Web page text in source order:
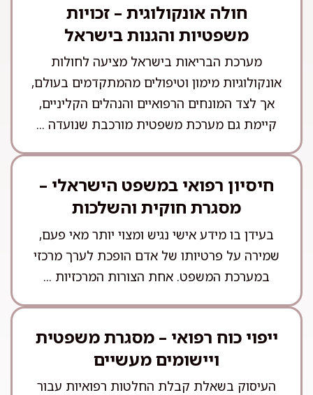
חולה אונקולוגית – זכויות
משפטיות והגנות בישראל
מערכת הבריאות בישראל מציעה לחולות
אונקולוגיות מימון וטיפולים מהמתקדמים בעולם,
אך לצד המונחים הרפואיים והנהלים הקליניים,
קיימת גם מערכת משפטית מורכבת שנועדה ...
חיסיון רפואי במשפט הישראלי –
מסגרת חוקית והשלכות
בעידן בו מידע אישי נגיש ומצוי יותר מאי פעם,
שמירה על פרטיותו של אדם הופכת לערך מרכזי
במערכת המשפט. אחת הצורות המרכזיות ...
ייפוי כוח רפואי – מסגרת משפטית
ויישומים מעשיים
העיסוק בשאלת קבלת החלטות רפואיות עבור